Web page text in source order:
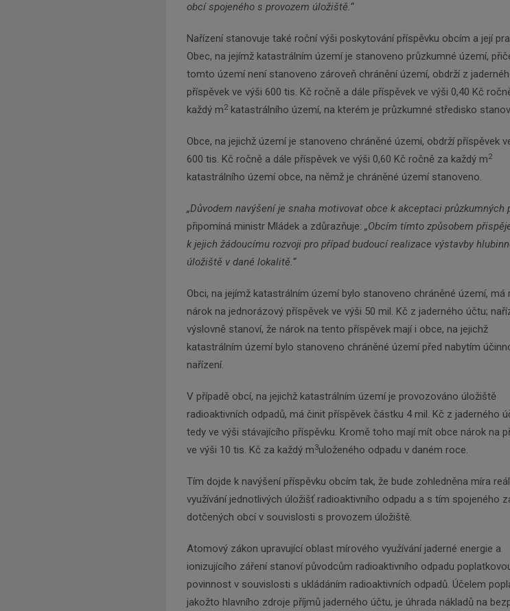
obcí spojeného s provozem úložiště.“
Nařízení stanovuje také roční výši poskytování příspěvku obcím a její
Obec, na jejímž katastrálním území je stanoveno průzkumné území,
tomto území není stanoveno zároveň chránění území, obdrží z
příspěvek ve výši 600 tis. Kč ročně a dále příspěvek ve výši 0,40 Kč
každý m2 katastrálního území, na kterém je průzkumné středisko
Obce, na jejichž území je stanoveno chráněné území, obdrží příspěvek
600 tis. Kč ročně a dále příspěvek ve výši 0,60 Kč ročně za každý m2
katastrálního území obce, na němž je chráněné území stanoveno.
„Důvodem navýšení je snaha motivovat obce k akceptaci průzkumných
připomíná ministr Mládek a zdůrazňuje: „Obcím tímto způsobem
k jejich žádoucímu rozvoji pro případ budoucí realizace výstavby
úložiště v dané lokalitě.“
Obci, na jejímž katastrálním území bylo stanoveno chráněné území, má
nárok na jednorázový příspěvek ve výši 50 mil. Kč z jaderného účtu;
výslovně stanoví, že nárok na tento příspěvek mají i obce, na jejichž
katastrálním území bylo stanoveno chráněné území před nabytím
nařízení.
V případě obcí, na jejichž katastrálním území je provozováno úložiště
radioaktivních odpadů, má činit příspěvek částku 4 mil. Kč z jaderného
tedy ve výši stávajícího příspěvku. Kromě toho mají mít obce nárok na
ve výši 10 tis. Kč za každý m3uloženého odpadu v daném roce.
Tím dojde k navýšení příspěvku obcím tak, že bude zohledněna míra
využívání jednotlivých úložišť radioaktivního odpadu a s tím spojeného
dotčených obcí v souvislosti s provozem úložiště.
Atomový zákon upravující oblast mírového využívání jaderné energie a
ionizujícího záření stanoví původcům radioaktivního odpadu
povinnost v souvislosti s ukládáním radioaktivních odpadů. Účelem
jakožto hlavního zdroje příjmů jaderného účtu, je úhrada nákladů na
Zadejte váš email a my Vám
nejdůležitější informace,